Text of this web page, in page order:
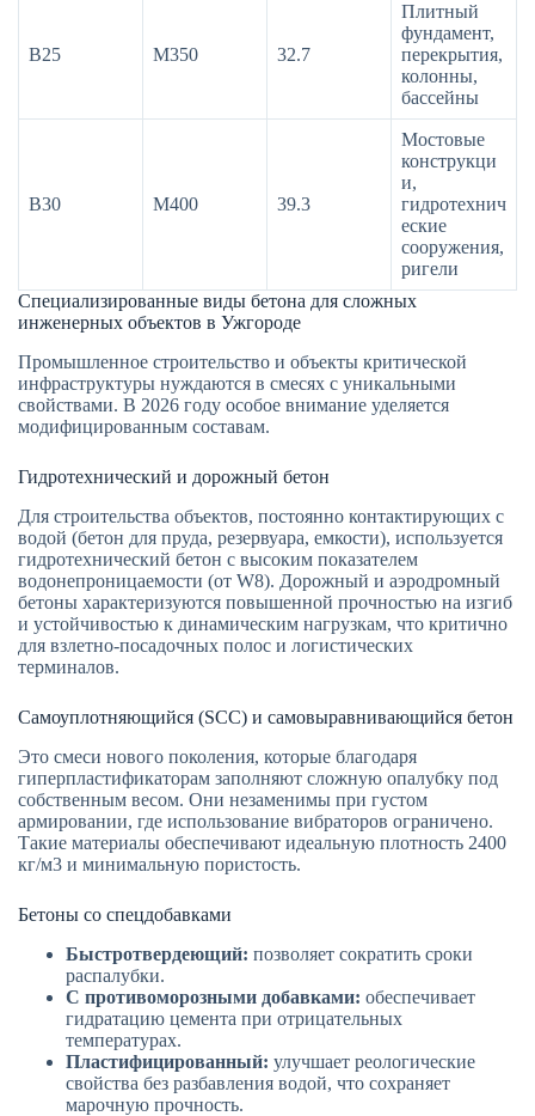
В25 М350 32.7
Плитный
фундамент,
перекрытия,
колонны,
бассейны
В30 М400 39.3
Мостовые
конструкци
и,
гидротехнич
еские
сооружения,
ригели
Специализированные виды бетона для сложных
инженерных объектов в Ужгороде
Промышленное строительство и объекты критической
инфраструктуры нуждаются в смесях с уникальными
свойствами. В 2026 году особое внимание уделяется
модифицированным составам.
Гидротехнический и дорожный бетон
Для строительства объектов, постоянно контактирующих с
водой (бетон для пруда, резервуара, емкости), используется
гидротехнический бетон с высоким показателем
водонепроницаемости (от W8). Дорожный и аэродромный
бетоны характеризуются повышенной прочностью на изгиб
и устойчивостью к динамическим нагрузкам, что критично
для взлетно-посадочных полос и логистических
терминалов.
Самоуплотняющийся (SCC) и самовыравнивающийся бетон
Это смеси нового поколения, которые благодаря
гиперпластификаторам заполняют сложную опалубку под
собственным весом. Они незаменимы при густом
армировании, где использование вибраторов ограничено.
Такие материалы обеспечивают идеальную плотность 2400
кг/м3 и минимальную пористость.
Бетоны со спецдобавками
Быстротвердеющий: позволяет сократить сроки
распалубки.
С противоморозными добавками: обеспечивает
гидратацию цемента при отрицательных
температурах.
Пластифицированный: улучшает реологические
свойства без разбавления водой, что сохраняет
марочную прочность.